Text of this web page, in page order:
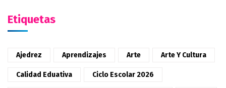
Etiquetas
Ajedrez Aprendizajes Arte Arte Y Cultura
Calidad Eduativa Ciclo Escolar 2026